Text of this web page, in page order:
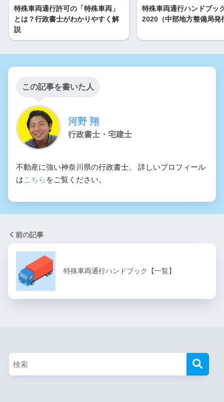
特殊車両通行許可の「特殊車両」
とは？行政書士がわかりやすく解
説
特殊車両通行ハンドブッ
2020（中部地方整備局発
この記事を書いた人
河野 翔
行政書士・宅建士
不動産に強い神奈川県の行政書士。 詳しいプロフィール
はこちら をご覧ください。
前の記事
特殊車両通行ハンドブック【一覧】